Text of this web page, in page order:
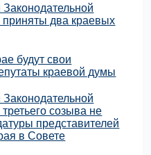
два краевых
будут свои
краевой думы
созыва не
представителей
в Совете